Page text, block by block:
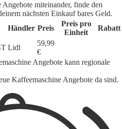
miteinander, finde den
nächsten Einkauf bares Geld.
Händler Preis
Preis pro
Einheit
Rabatt
Lidl
59,99
€
Angebote kann regionale
Kaffeemaschine Angebote da sind.